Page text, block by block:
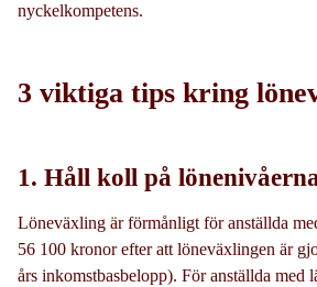
nyckelkompetens.
3 viktiga tips kring
1. Håll koll på
Löneväxling är förmånligt för anställda
56 100 kronor efter att löneväxlingen är
års inkomstbasbelopp). För anställda med